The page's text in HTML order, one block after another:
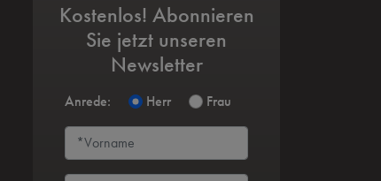
Kostenlos! Abonnieren
Sie jetzt unseren
Newsletter
Anrede: Herr Frau